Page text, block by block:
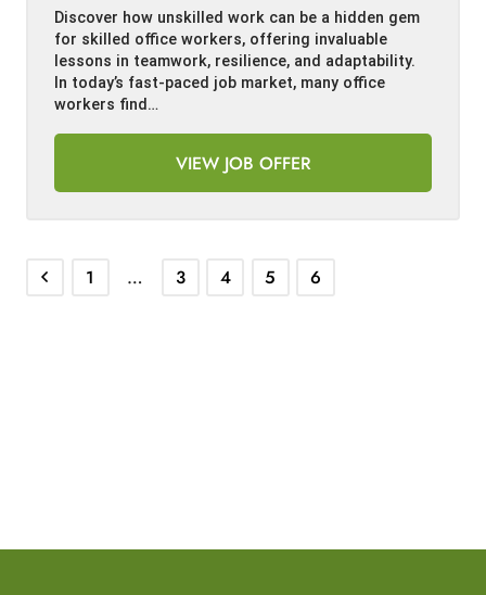
Discover how unskilled work can be a hidden gem
for skilled office workers, offering invaluable
lessons in teamwork, resilience, and adaptability.
In today’s fast-paced job market, many office
workers find…
VIEW JOB OFFER
1 … 3 4 5 6